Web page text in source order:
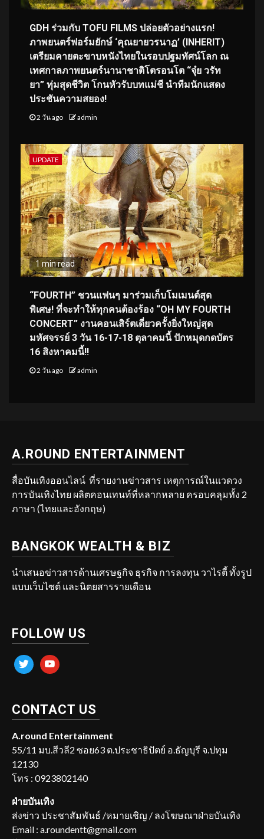
GDH ร่วมกับ TOFU FILMS ปล่อยตัวอย่างแรก!
ภาพยนตร์ฟอร์มยักษ์ ‘คุณยายวรนาฏ’ (INHERIT)
เตรียมคายตะขาบหนังไทยในรอบปฐมทัศน์โลก ณ
เทศกาลภาพยนตร์นานาชาติโตรอนโต “จุ๋ย วรัท
ยา” ทุ่มสุดชีวิต โกนหัวรับบทแม่ชี นำทีมนักแสดง
ประชันความสยอง!
2 วัน ago admin
UPDATE
1 min read
“FOURTH” ชวนแฟนๆ มาร่วมเก็บโมเมนต์สุด
พิเศษ! ที่จะทำให้ทุกคนต้องร้อง “OH MY FOURTH
CONCERT” งานคอนเสิร์ตเดี่ยวครั้งยิ่งใหญ่สุด
มหัศจรรย์ 3 วัน 16-17-18 ตุลาคมนี้ ปักหมุดกดบัตร
16 สิงหาคมนี้!!
2 วัน ago admin
A.ROUND ENTERTAINMENT
สื่อบันเทิงออนไลน์ ที่รายงานข่าวสาร เหตุการณ์ในแวดวง
การบันเทิงไทย ผลิตคอนเทนท์ที่หลากหลาย ครอบคลุมทั้ง 2
ภาษา (ไทยและอังกฤษ)
BANGKOK WEALTH & BIZ
นำเสนอข่าวสารด้านเศรษฐกิจ ธุรกิจ การลงทุน วาไรตี้ ทั้งรูป
แบบเว็บไซต์ และนิตยสารรายเดือน
FOLLOW US
twitter youtube
CONTACT US
A.round Entertainment
55/11 มบ.สีวลี2 ซอย63 ต.ประชาธิปัตย์ อ.ธัญบุรี จ.ปทุม
12130
โทร : 0923802140
ฝ่ายบันเทิง
ส่งข่าว ประชาสัมพันธ์ /หมายเชิญ / ลงโฆษณาฝ่ายบันเทิง
Email : a.roundentt@gmail.com